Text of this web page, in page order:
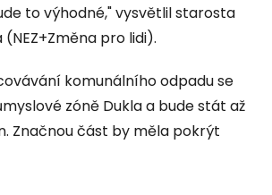
to výhodné," vysvětlil starosta
pro lidi).
komunálního odpadu se
zóně Dukla a bude stát až
Značnou část by měla pokrýt